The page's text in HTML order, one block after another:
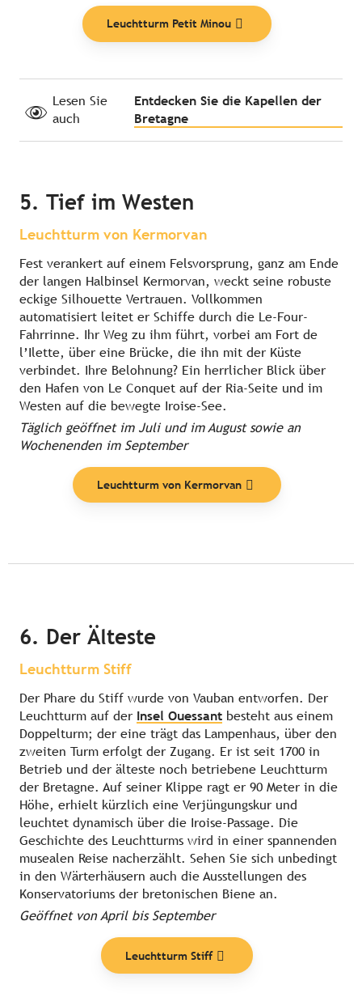
Leuchtturm Petit Minou
Lesen Sie
auch
Entdecken Sie die Kapellen der
Bretagne
5. Tief im Westen
Leuchtturm von Kermorvan
Fest verankert auf einem Felsvorsprung, ganz am Ende
der langen Halbinsel Kermorvan, weckt seine robuste
eckige Silhouette Vertrauen. Vollkommen
automatisiert leitet er Schiffe durch die Le-Four-
Fahrrinne. Ihr Weg zu ihm führt, vorbei am Fort de
l’Ilette, über eine Brücke, die ihn mit der Küste
verbindet. Ihre Belohnung? Ein herrlicher Blick über
den Hafen von Le Conquet auf der Ria-Seite und im
Westen auf die bewegte Iroise-See.
Täglich geöffnet im Juli und im August sowie an
Wochenenden im September
Leuchtturm von Kermorvan
6. Der Älteste
Leuchtturm Stiff
Der Phare du Stiff wurde von Vauban entworfen. Der
Leuchtturm auf der Insel Ouessant besteht aus einem
Doppelturm; der eine trägt das Lampenhaus, über den
zweiten Turm erfolgt der Zugang. Er ist seit 1700 in
Betrieb und der älteste noch betriebene Leuchtturm
der Bretagne. Auf seiner Klippe ragt er 90 Meter in die
Höhe, erhielt kürzlich eine Verjüngungskur und
leuchtet dynamisch über die Iroise-Passage. Die
Geschichte des Leuchtturms wird in einer spannenden
musealen Reise nacherzählt. Sehen Sie sich unbedingt
in den Wärterhäusern auch die Ausstellungen des
Konservatoriums der bretonischen Biene an.
Geöffnet von April bis September
Leuchtturm Stiff